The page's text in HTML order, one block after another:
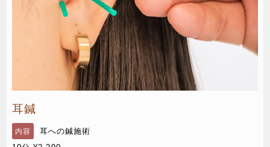
耳鍼
内容
耳への鍼施術